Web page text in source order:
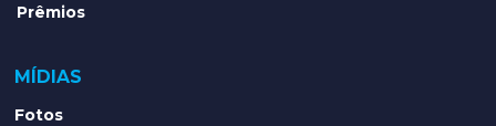
Prêmios
MÍDIAS
Fotos